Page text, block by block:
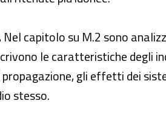
Nel capitolo su M.2 sono
le caratteristiche degli
gli effetti dei
stesso.